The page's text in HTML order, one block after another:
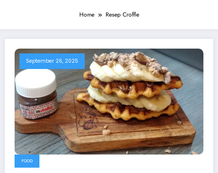
Home Resep Croffle
September 26, 2025
FOOD